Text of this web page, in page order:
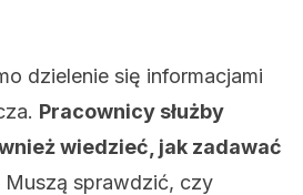
dzielenie się informacjami
Pracownicy służby
wiedzieć, jak zadawać
Muszą sprawdzić, czy